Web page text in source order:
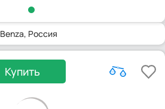
Benza, Россия
Купить